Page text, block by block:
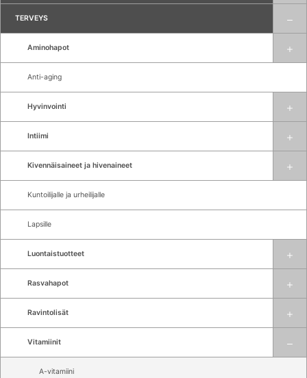
TERVEYS
Aminohapot
Anti-aging
Hyvinvointi
Intiimi
Kivennäisaineet ja hivenaineet
Kuntoilijalle ja urheilijalle
Lapsille
Luontaistuotteet
Rasvahapot
Ravintolisät
Vitamiinit
A-vitamiini